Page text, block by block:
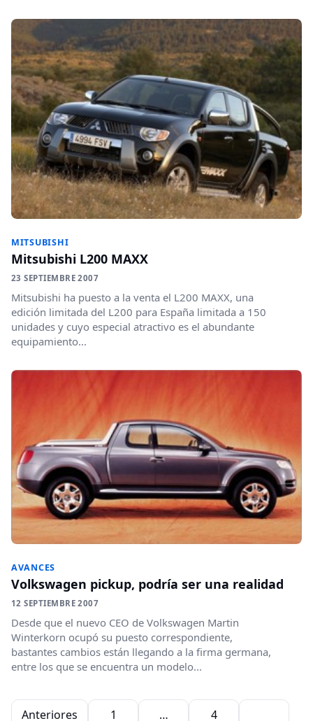
MITSUBISHI
Mitsubishi L200 MAXX
23 SEPTIEMBRE 2007
Mitsubishi ha puesto a la venta el L200 MAXX, una
edición limitada del L200 para España limitada a 150
unidades y cuyo especial atractivo es el abundante
equipamiento...
AVANCES
Volkswagen pickup, podría ser una realidad
12 SEPTIEMBRE 2007
Desde que el nuevo CEO de Volkswagen Martin
Winterkorn ocupó su puesto correspondiente,
bastantes cambios están llegando a la firma germana,
entre los que se encuentra un modelo...
Paginación de entradas
Anteriores 1 … 4